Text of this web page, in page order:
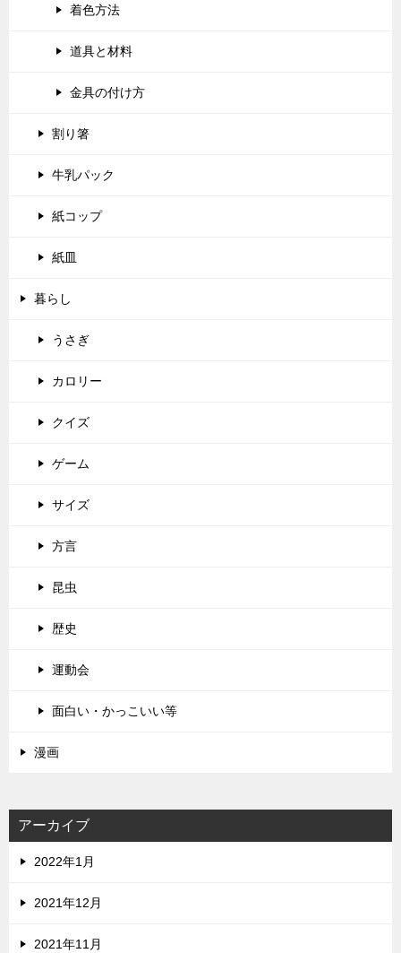
着色方法
道具と材料
金具の付け方
割り箸
牛乳パック
紙コップ
紙皿
暮らし
うさぎ
カロリー
クイズ
ゲーム
サイズ
方言
昆虫
歴史
運動会
面白い・かっこいい等
漫画
アーカイブ
2022年1月
2021年12月
2021年11月